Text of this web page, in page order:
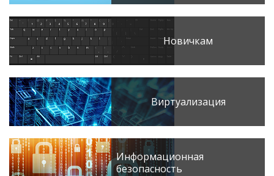
Новичкам
Виртуализация
Информационная
безопасность